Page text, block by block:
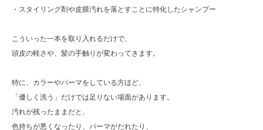
・スタイリング剤や皮膜汚れを落とすことに特化したシャンプー
こういった一本を取り入れるだけで、
頭皮の軽さや、髪の手触りが変わってきます。
特に、カラーやパーマをしている方ほど、
「優しく洗う」だけでは足りない場面があります。
汚れが残ったままだと、
色持ちが悪くなったり、パーマがだれたり、